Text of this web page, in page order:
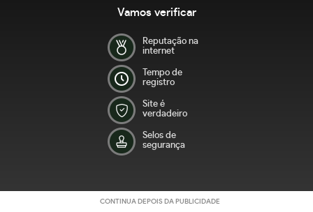
Vamos verificar
Reputação na
internet
Tempo de
registro
Site é
verdadeiro
Selos de
segurança
CONTINUA DEPOIS DA PUBLICIDADE